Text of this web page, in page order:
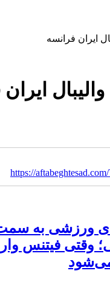
ایران فرانسه
https://
ورزشی به
وقتی فیتنس